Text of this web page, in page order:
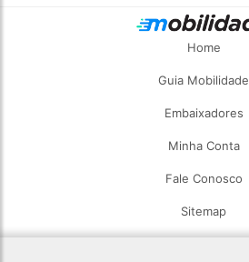
Home
Guia Mobilidade
Embaixadores
Minha Conta
Fale Conosco
Sitemap